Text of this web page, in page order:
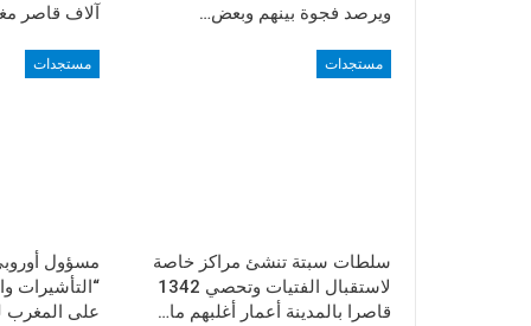
ويرصد فجوة بينهم وبعض…
آلاف قاصر
مستجدات
سلطات سبتة تنشئ مراكز خاصة
لاستقبال الفتيات وتحصي 1342
قاصرا بالمدينة أعمار أغلبهم ما…
مستجدات
مسؤول
“التأشيرات
على المغرب